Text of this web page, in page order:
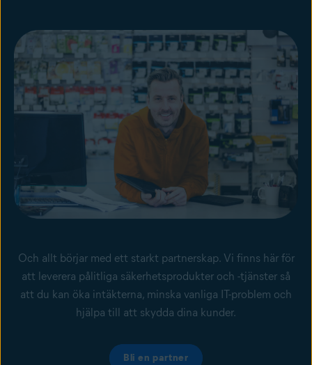
Och allt börjar med ett starkt partnerskap. Vi finns här för
att leverera pålitliga säkerhetsprodukter och -tjänster så
att du kan öka intäkterna, minska vanliga IT-problem och
hjälpa till att skydda dina kunder.
Bli en partner